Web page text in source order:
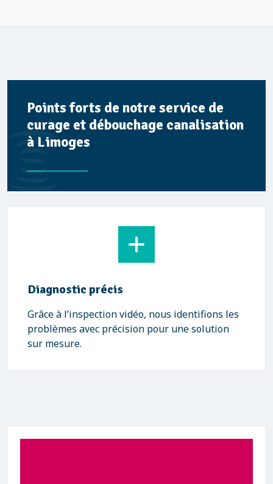
Points forts de notre service de
curage et débouchage canalisation
à Limoges
Diagnostic précis
Grâce à l’inspection vidéo, nous identifions les
problèmes avec précision pour une solution
sur mesure.